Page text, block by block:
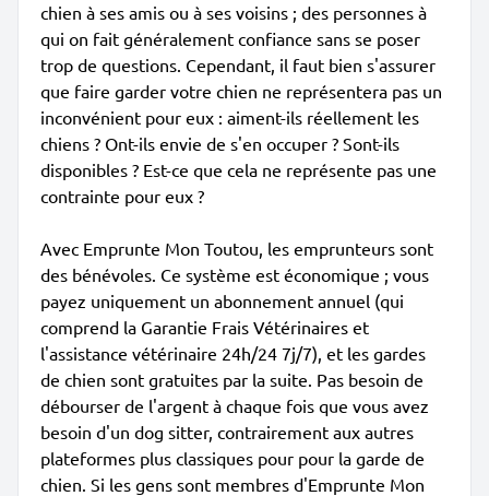
chien à ses amis ou à ses voisins ; des personnes à
qui on fait généralement confiance sans se poser
trop de questions. Cependant, il faut bien s'assurer
que faire garder votre chien ne représentera pas un
inconvénient pour eux : aiment-ils réellement les
chiens ? Ont-ils envie de s'en occuper ? Sont-ils
disponibles ? Est-ce que cela ne représente pas une
contrainte pour eux ?
Avec Emprunte Mon Toutou, les emprunteurs sont
des bénévoles. Ce système est économique ; vous
payez uniquement un abonnement annuel (qui
comprend la Garantie Frais Vétérinaires et
l'assistance vétérinaire 24h/24 7j/7), et les gardes
de chien sont gratuites par la suite. Pas besoin de
débourser de l'argent à chaque fois que vous avez
besoin d'un dog sitter, contrairement aux autres
plateformes plus classiques pour pour la garde de
chien. Si les gens sont membres d'Emprunte Mon